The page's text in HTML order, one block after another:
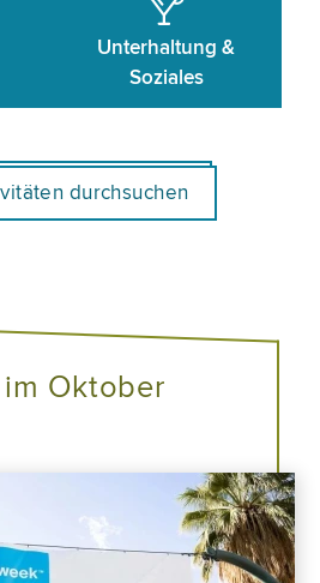
Unterhaltung &
Soziales
durchsuchen
Oktober